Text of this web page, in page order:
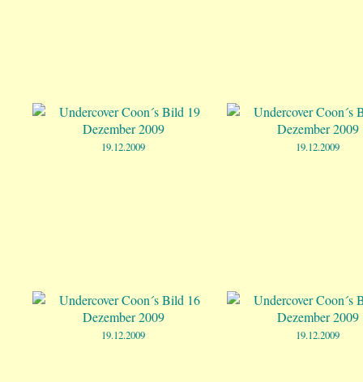
19.12.2009 19.12.2009
19.12.2009 19.12.2009